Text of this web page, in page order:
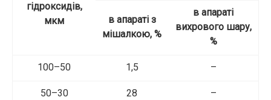
гідроксидів,
мкм
в апараті з
мішалкою, %
в апараті
вихрового шару,
%
100–50 1,5 –
50–30 28 –